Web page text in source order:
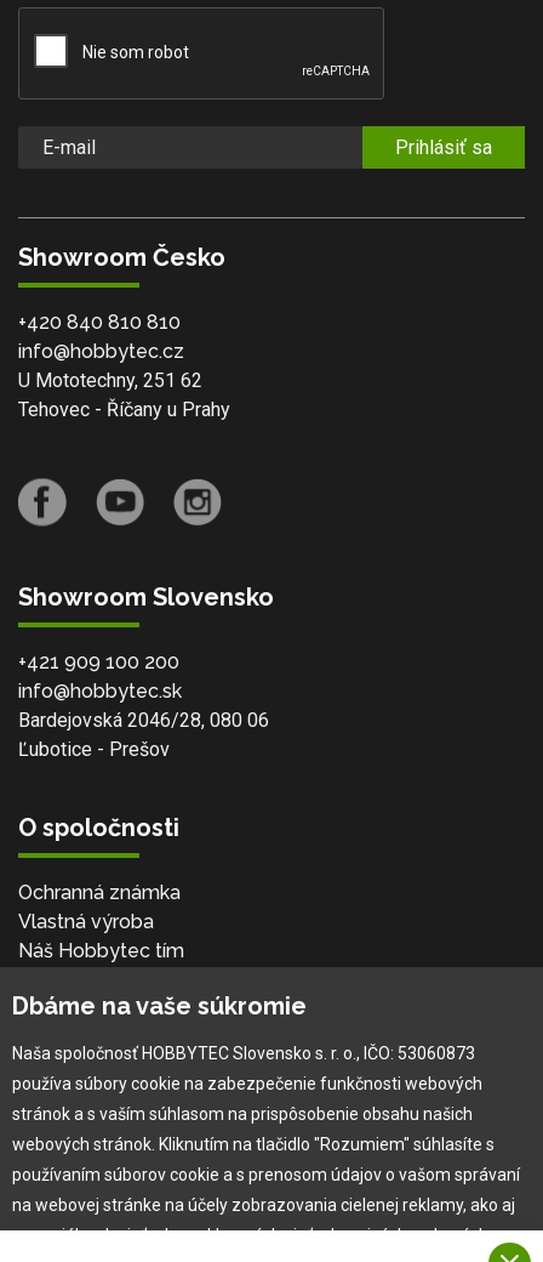
Prihlásiť sa
Showroom Česko
+420 840 810 810
info@hobbytec.cz
U Mototechny, 251 62
Tehovec - Říčany u Prahy
Showroom Slovensko
+421 909 100 200
info@hobbytec.sk
Bardejovská 2046/28, 080 06
Ľubotice - Prešov
O spoločnosti
Ochranná známka
Vlastná výroba
Náš Hobbytec tím
Naša história
Pre zákazníka
Garancia najlepšej ceny
Užívateľský manuál
Dbáme na vaše súkromie
Naša spoločnosť HOBBYTEC Slovensko s. r. o., IČO: 53060873
používa súbory cookie na zabezpečenie funkčnosti webových
stránok a s vaším súhlasom na prispôsobenie obsahu našich
webových stránok. Kliknutím na tlačidlo "Rozumiem" súhlasíte s
používaním súborov cookie a s prenosom údajov o vašom správaní
na webovej stránke na účely zobrazovania cielenej reklamy, ako aj
na sociálnych sieťach a reklamných sieťach na iných webových